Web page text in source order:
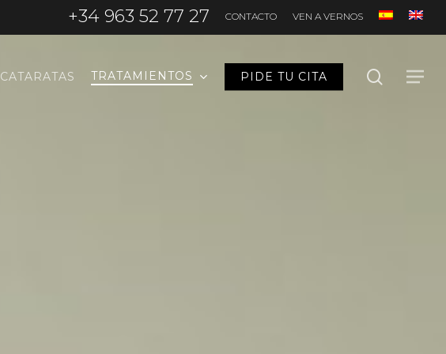
+34 963 52 77 27 CONTACTO VEN A VERNOS
CATARATAS TRATAMIENTOS PIDE TU CITA search
Menu